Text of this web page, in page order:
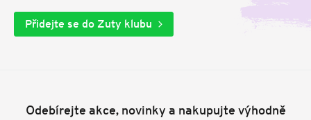
Přidejte se do Zuty klubu
Odebírejte akce, novinky a nakupujte výhodně